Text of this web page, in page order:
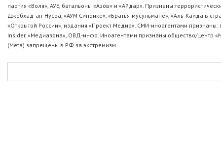
партия «Воля», АУЕ, батальоны «Азов» и «Айдар». Признаны
Джебхад-ан-Нусра, «АУМ Синрике», «Братья-мусульмане», «Аль-Каида в
«Открытой России», издания «Проект Медиа». СМИ-иноагентами
Insider, «Медиазона», ОВД-инфо. Иноагентами признаны общество/центр
(Metа) запрещены в РФ за экстремизм.